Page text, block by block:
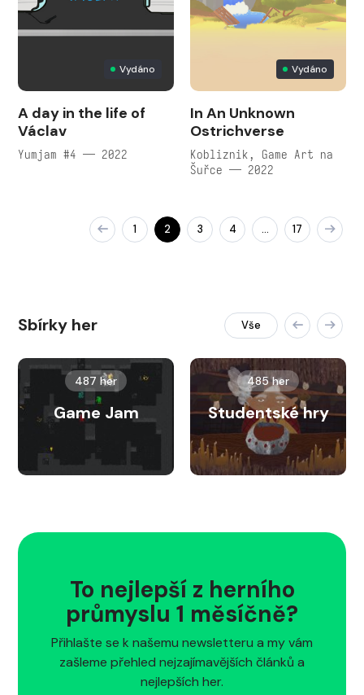
Vydáno
A day in the life of
Václav
Yumjam #4 — 2022
Vydáno
In An Unknown
Ostrichverse
Kobliznik, Game Art na
Šuřce — 2022
1 2 3 4 … 17
Sbírky her Vše
487 her
Game Jam
485 her
Studentské hry
To nejlepší z herního
průmyslu 1 měsíčně?
Přihlašte se k našemu newsletteru a my vám
zašleme přehled nejzajímavějších článků a
nejlepších her.